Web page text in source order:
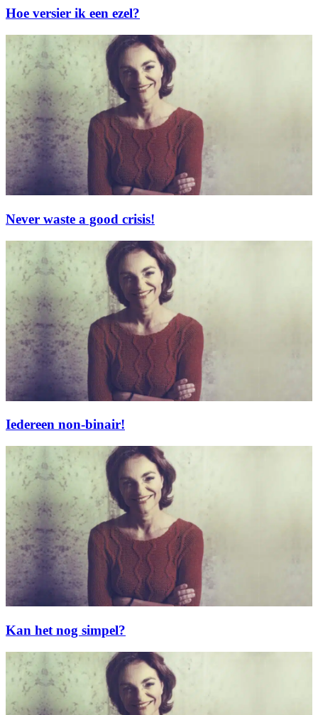
Hoe versier ik een ezel?
Never waste a good crisis!
Iedereen non-binair!
Kan het nog simpel?